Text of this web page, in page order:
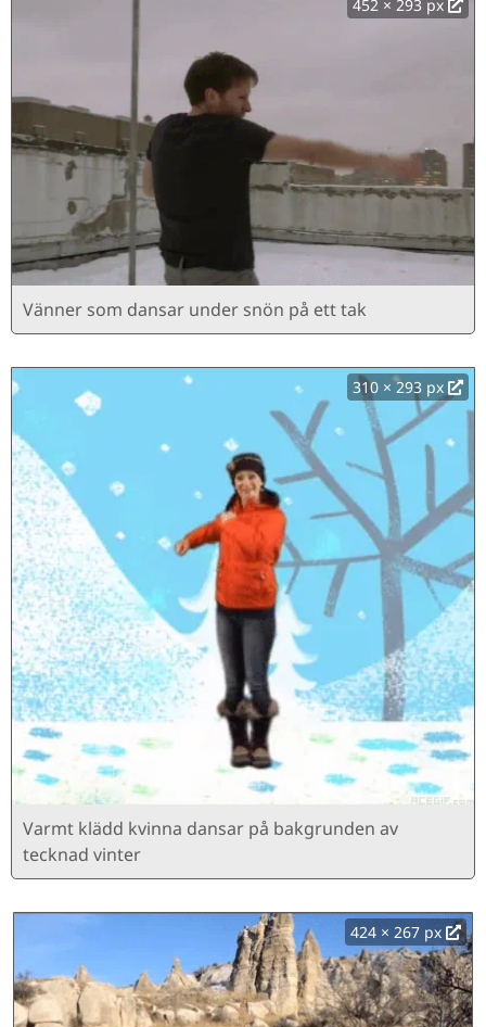
452 × 293 px
Vänner som dansar under snön på ett tak
310 × 293 px
Varmt klädd kvinna dansar på bakgrunden av
tecknad vinter
424 × 267 px